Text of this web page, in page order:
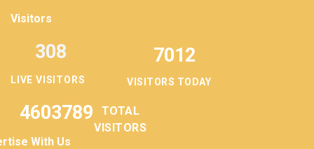
Visitors
LIVE VISITORS
308 7012
VISITORS TODAY
4603789
TOTAL
VISITORS
With Us